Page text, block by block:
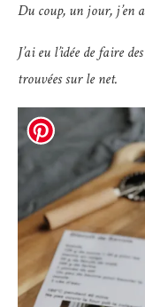
Du coup, un jour, j’en
J’ai eu l’idée de faire
trouvées sur le net.